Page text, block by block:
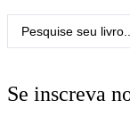
Se inscreva